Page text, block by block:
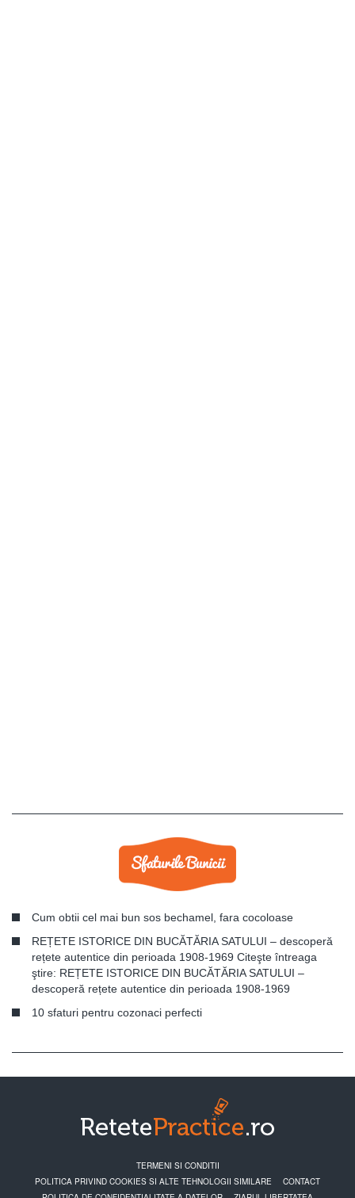
Cum obtii cel mai bun sos bechamel, fara cocoloase
REȚETE ISTORICE DIN BUCĂTĂRIA SATULUI – descoperă
rețete autentice din perioada 1908-1969 Citeşte întreaga
ştire: REȚETE ISTORICE DIN BUCĂTĂRIA SATULUI –
descoperă rețete autentice din perioada 1908-1969
10 sfaturi pentru cozonaci perfecti
TERMENI SI CONDITII
POLITICA PRIVIND COOKIES SI ALTE TEHNOLOGII SIMILARE
CONTACT